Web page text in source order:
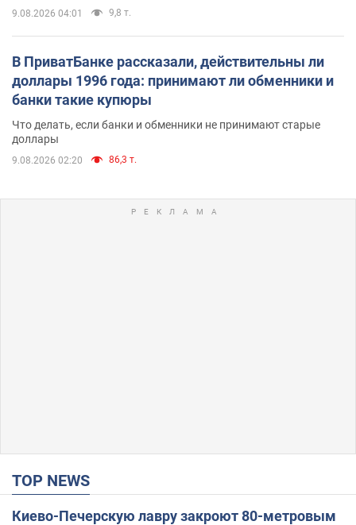
9.08.2026 04:01 9,8 т.
В ПриватБанке рассказали, действительны ли
доллары 1996 года: принимают ли обменники и
банки такие купюры
Что делать, если банки и обменники не принимают старые
доллары
9.08.2026 02:20 86,3 т.
TOP NEWS
Киево-Печерскую лавру закроют 80-метровым